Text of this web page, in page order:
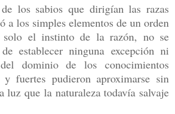
los sabios que dirigían las razas
a los simples elementos de un orden
solo el instinto de la razón, no se
establecer ninguna excepción ni
dominio de los conocimientos
fuertes pudieron aproximarse sin
luz que la naturaleza todavía salvaje